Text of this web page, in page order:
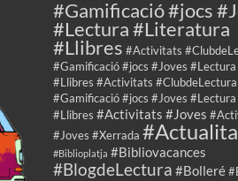
#Gamificació #jocs
#Lectura #Literatura
#Llibres #Activitats
#Gamificació #jocs #Joves
#Llibres #Activitats #ClubdeLectura
#Gamificació #jocs #Joves
#Llibres #Activitats #Joves
#Joves #Xerrada
#Biblioplatja #Bibliovacances
#BlogdeLectura #Bolleré